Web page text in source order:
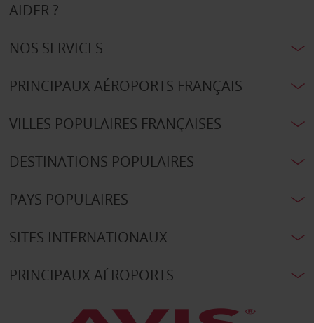
AIDER ?
NOS SERVICES
PRINCIPAUX AÉROPORTS FRANÇAIS
VILLES POPULAIRES FRANÇAISES
DESTINATIONS POPULAIRES
PAYS POPULAIRES
SITES INTERNATIONAUX
PRINCIPAUX AÉROPORTS